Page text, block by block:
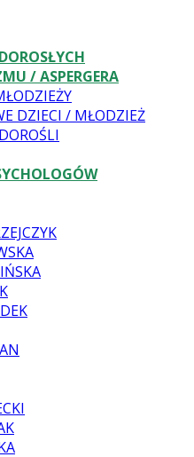
/ ASPERGERA
DZIECI / MŁODZIEŻ